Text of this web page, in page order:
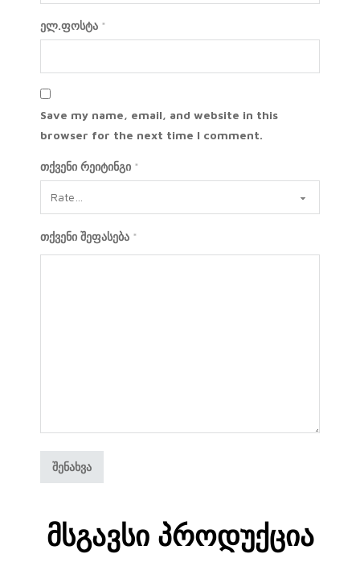
ელ.ფოსტა *
Save my name, email, and website in this
browser for the next time I comment.
თქვენი რეიტინგი *
თქვენი შეფასება *
Მსგავსი Პროდუქცია